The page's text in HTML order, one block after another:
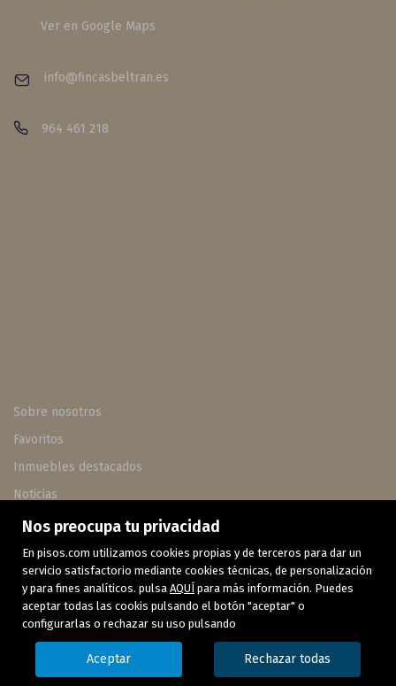
Nos preocupa tu privacidad
En pisos.com utilizamos cookies propias y de terceros para dar un
servicio satisfactorio mediante cookies técnicas, de personalización
y para fines analíticos. pulsa AQUÍ para más información. Puedes
aceptar todas las cookis pulsando el botón "aceptar" o
configurarlas o rechazar su uso pulsando
Aceptar Rechazar todas
Ver en Google Maps
info@fincasbeltran.es
964 461 218
Sobre nosotros
Favoritos
Inmuebles destacados
Noticias
Mapa Web
Aviso legal
Política de cookies